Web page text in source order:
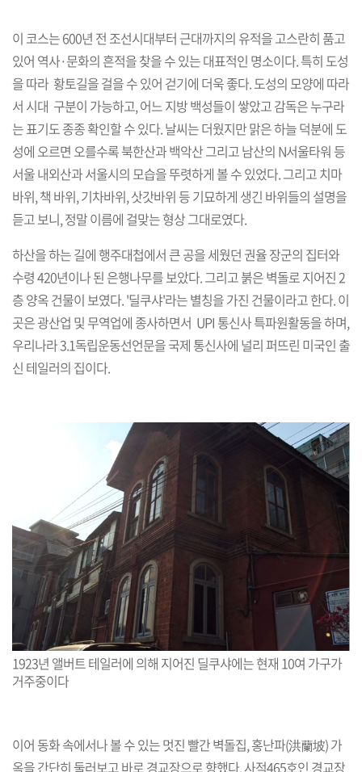
이 코스는 600년 전 조선시대부터 근대까지의 유적을 고스란히 품고
있어 역사·문화의 흔적을 찾을 수 있는 대표적인 명소이다. 특히 도성
을 따라 황토길을 걸을 수 있어 걷기에 더욱 좋다. 도성의 모양에 따라
서 시대 구분이 가능하고, 어느 지방 백성들이 쌓았고 감독은 누구라
는 표기도 종종 확인할 수 있다. 날씨는 더웠지만 맑은 하늘 덕분에 도
성에 오르면 오를수록 북한산과 백악산 그리고 남산의 N서울타워 등
서울 내외산과 서울시의 모습을 뚜렷하게 볼 수 있었다. 그리고 치마
바위, 책 바위, 기차바위, 삿갓바위 등 기묘하게 생긴 바위들의 설명을
듣고 보니, 정말 이름에 걸맞는 형상 그대로였다.
하산을 하는 길에 행주대첩에서 큰 공을 세웠던 권율 장군의 집터와
수령 420년이나 된 은행나무를 보았다. 그리고 붉은 벽돌로 지어진 2
층 양옥 건물이 보였다. '딜쿠샤'라는 별칭을 가진 건물이라고 한다. 이
곳은 광산업 및 무역업에 종사하면서 UPI 통신사 특파원활동을 하며,
우리나라 3.1독립운동선언문을 국제 통신사에 널리 퍼뜨린 미국인 출
신 테일러의 집이다.
1923년 앨버트 테일러에 의해 지어진 딜쿠샤에는 현재 10여 가구가
거주중이다
이어 동화 속에서나 볼 수 있는 멋진 빨간 벽돌집, 홍난파(洪蘭坡) 가
옥을 간단히 둘러보고 바로 경교장으로 향했다. 사적465호인 경교장